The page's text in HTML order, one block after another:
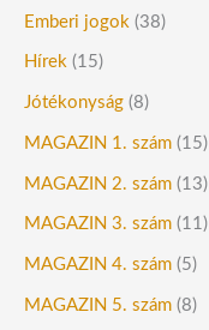
Emberi jogok (38)
Hírek (15)
Jótékonyság (8)
MAGAZIN 1. szám (15)
MAGAZIN 2. szám (13)
MAGAZIN 3. szám (11)
MAGAZIN 4. szám (5)
MAGAZIN 5. szám (8)